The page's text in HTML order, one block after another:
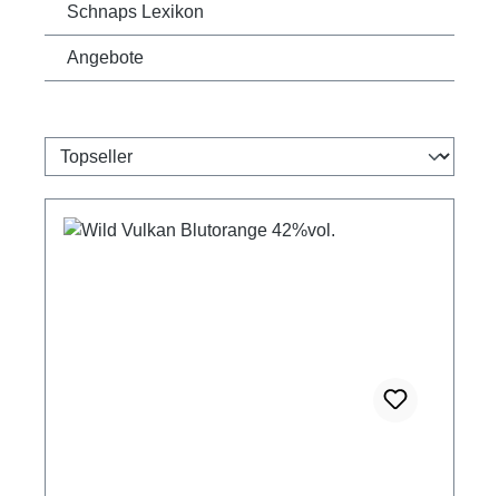
Schnaps Lexikon
Angebote